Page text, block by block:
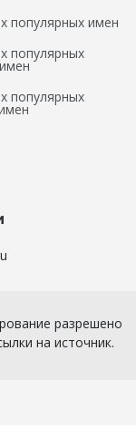
популярных имен
популярных
популярных
разрешено
на источник.